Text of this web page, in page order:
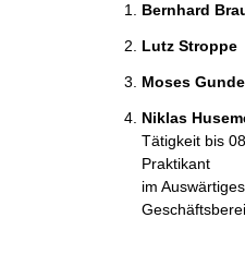
Bernhard
Lutz Stroppe
Moses
Niklas
Tätigkeit bis
Praktikant
im